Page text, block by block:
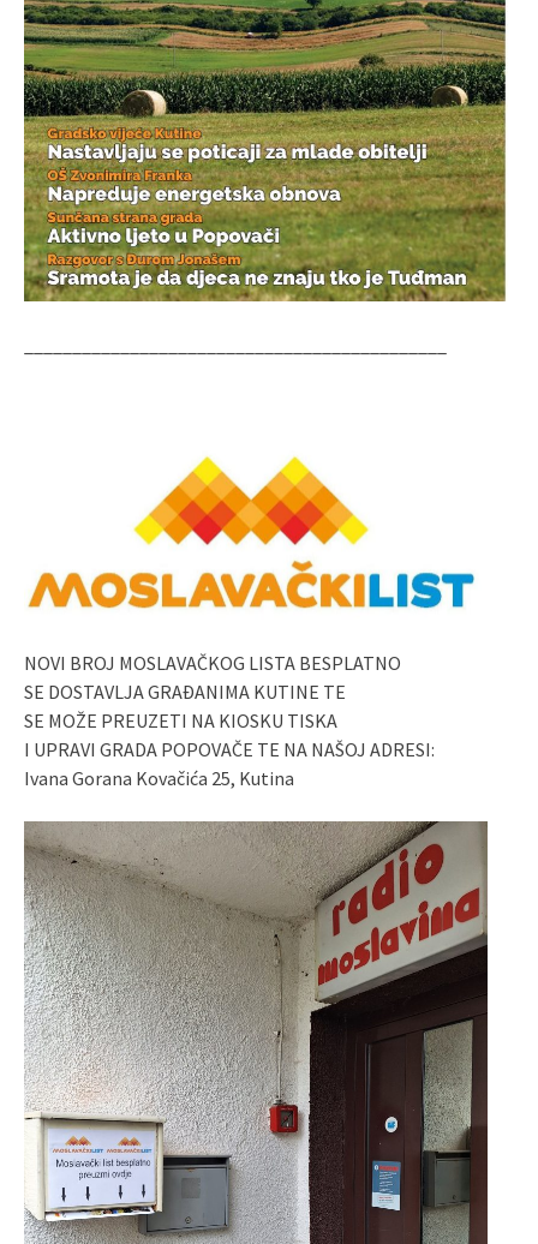
NOVI BROJ MOSLAVAČKOG LISTA BESPLATNO
SE DOSTAVLJA GRAĐANIMA KUTINE TE
SE MOŽE PREUZETI NA KIOSKU TISKA
I UPRAVI GRADA POPOVAČE TE NA NAŠOJ ADRESI:
Ivana Gorana Kovačića 25, Kutina